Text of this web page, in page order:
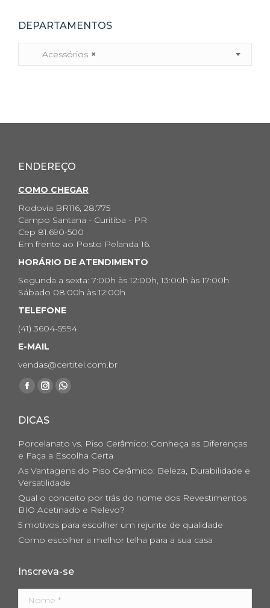
DEPARTAMENTOS
×
Acessórios
ENDEREÇO
COMO CHEGAR
Rodovia BR116, 28.775
Campo Santana - Curitiba - PR
Cep 81.690-500
Em frente ao Posto Pelanda 16.
HORÁRIO DE ATENDIMENTO
Segunda a sexta: 7:00h às 12:00h, 13:00h às 17:00h
Sábado 08:00h às 12:00h
TELEFONE
(41) 3604-5994
E-MAIL
vendas@certitel.com.br
Encontre-nos em:
Facebook
opens
new
window
Instagram
opens
in
new
window
Whatsapp
new
window
DICAS
Porcelanato vs. Piso Cerâmico: Conheça as Diferenças
e Faça a Escolha Certa
As Vantagens do Piso Cerâmico: Beleza, Durabilidade e
Versatilidade
Qual o conceito por trás do nome dos Revestimentos
BIO Acetinado e Relevo?
5 motivos para escolher um rejunte de qualidade
Como escolher a melhor telha para a sua casa
Inscreva-se